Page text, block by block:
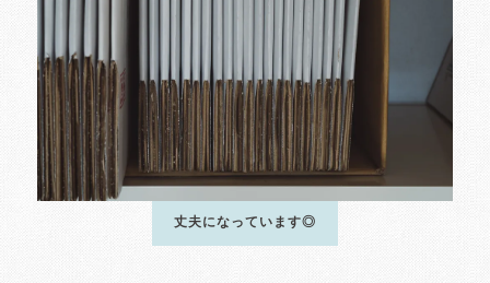
丈夫になっています◎